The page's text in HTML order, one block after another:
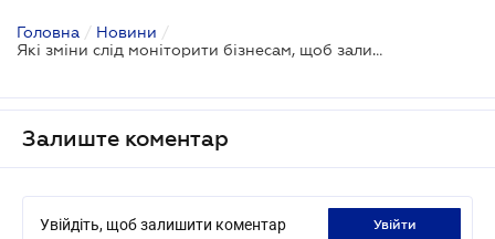
Головна / Новини /
Які зміни слід моніторити бізнесам, щоб залишатися конкурентними
Залиште коментар
Увійдіть, щоб залишити коментар увійти